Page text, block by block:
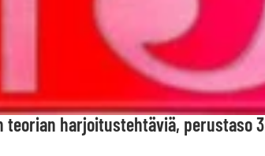
teorian harjoitustehtäviä, perustaso 3